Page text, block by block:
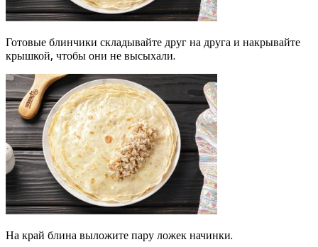
Готовые блинчики складывайте друг на друга и накрывайте
крышкой, чтобы они не высыхали.
На край блина выложите пару ложек начинки.